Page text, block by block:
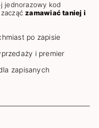
jednorazowy kod
zacząćzamawiać taniej i
po zapisie
i premier
zapisanych